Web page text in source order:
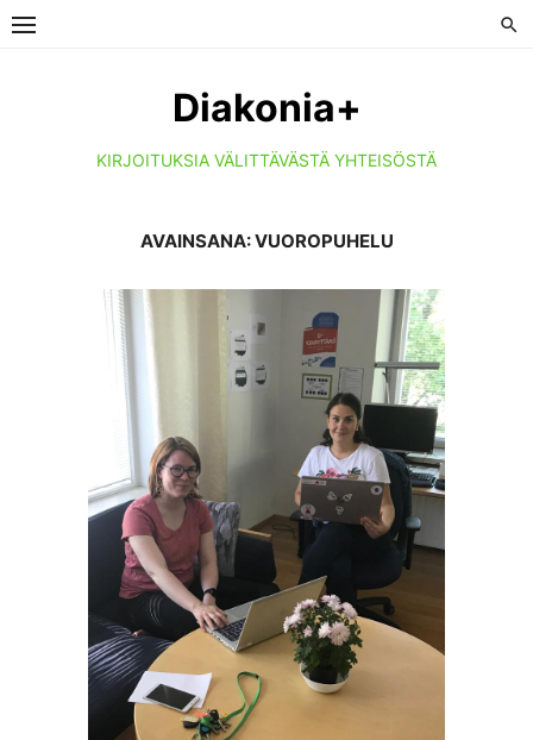
Skip
Diakonia+
KIRJOITUKSIA VÄLITTÄVÄSTÄ YHTEISÖSTÄ
AVAINSANA:VUOROPUHELU